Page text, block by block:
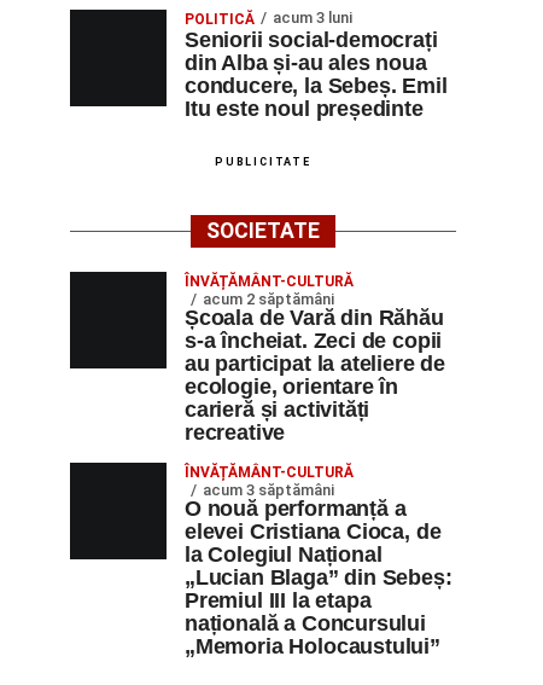
POLITICĂ acum 3 luni
Seniorii social-democrați
din Alba și-au ales noua
conducere, la Sebeș. Emil
Itu este noul președinte
PUBLICITATE
SOCIETATE
ÎNVĂȚĂMÂNT-CULTURĂ
acum 2 săptămâni
Școala de Vară din Răhău
s-a încheiat. Zeci de copii
au participat la ateliere de
ecologie, orientare în
carieră și activități
recreative
ÎNVĂȚĂMÂNT-CULTURĂ
acum 3 săptămâni
O nouă performanță a
elevei Cristiana Cioca, de
la Colegiul Național
„Lucian Blaga” din Sebeș:
Premiul III la etapa
națională a Concursului
„Memoria Holocaustului”